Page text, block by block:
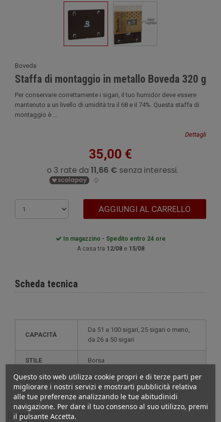
Questo sito web utilizza cookie propri e di terze parti per
migliorare i nostri servizi e mostrarti pubblicità relativa
alle tue preferenze analizzando le tue abitudinidi
navigazione. Per dare il tuo consenso al suo utilizzo, premi
il pulsante Accetta.
Boveda
Staffa di montaggio in metallo Boveda 320 g
Per conservare correttamente i sigari, il tuo humidor deve essere
mantenuto a un livello di umidità tra il 68 e il 74%. Questa staffa di
montaggio è ...
Dettagli
35,00 €
AGGIUNGI AL CARRELLO
In magazzino - Spedito entro 24 ore
A casa tra 12/08e 15/08
Scheda tecnica
CAPACITÀ
da 51 a 100 sigari, 25 sigari o meno,
da 26 a 50 sigari
STILE borsa
ELETTRONICA non
Dettagli